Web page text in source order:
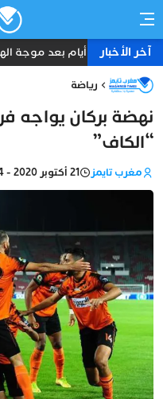
آخر الأخبار
ثمانية أيام بعد موجة
رياضة
نهضة بركان يواجه
“الكاف”
مغرب تايمز 21 أكتوبر 2020 - 12:54